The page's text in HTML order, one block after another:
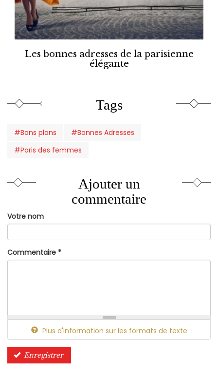
Les bonnes adresses de la parisienne
élégante
Tags
#Bons plans
#Bonnes Adresses
#Paris des femmes
Ajouter un
commentaire
Votre nom
Commentaire *
Plus d'information sur les formats de texte
Enregistrer